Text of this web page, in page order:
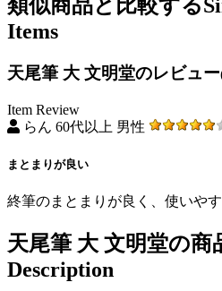
類似商品と比較する
Items
天尾筆 大 文明堂のレビュー
Item Review
らん 60代以上 男性
まとまりが良い
終筆のまとまりが良く、使いやす
天尾筆 大 文明堂の商
Description